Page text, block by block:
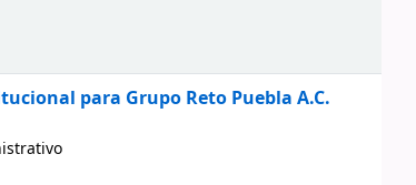
para Grupo Reto Puebla A.C.